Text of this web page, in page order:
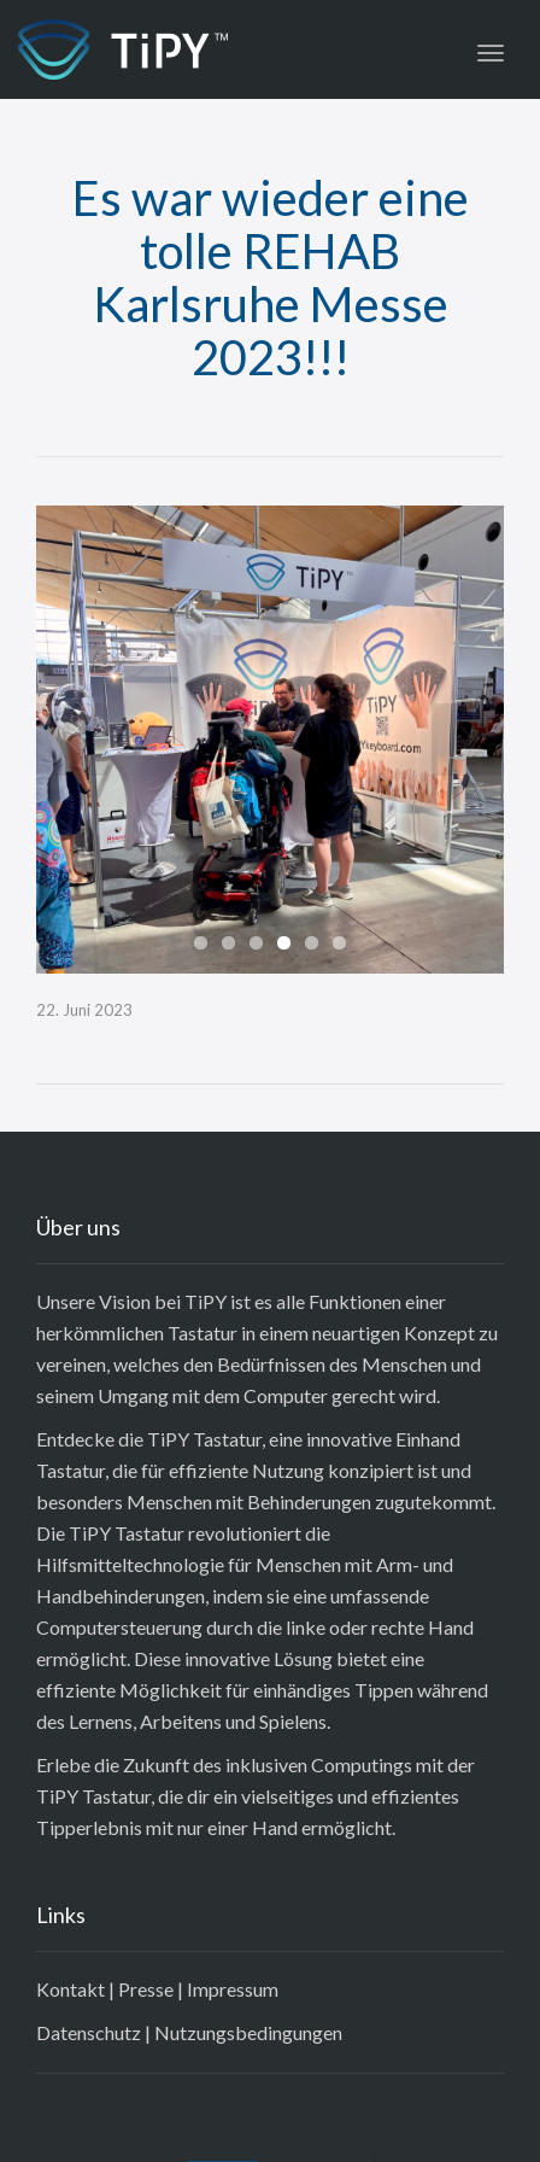
Es war wieder eine
tolle REHAB
Karlsruhe Messe
2023!!!
22. Juni 2023
Über uns
Unsere Vision bei TiPY ist es alle Funktionen einer
herkömmlichen Tastatur in einem neuartigen Konzept zu
vereinen, welches den Bedürfnissen des Menschen und
seinem Umgang mit dem Computer gerecht wird.
Entdecke die TiPY Tastatur, eine innovative Einhand
Tastatur, die für effiziente Nutzung konzipiert ist und
besonders Menschen mit Behinderungen zugutekommt.
Die TiPY Tastatur revolutioniert die
Hilfsmitteltechnologie für Menschen mit Arm- und
Handbehinderungen, indem sie eine umfassende
Computersteuerung durch die linke oder rechte Hand
ermöglicht. Diese innovative Lösung bietet eine
effiziente Möglichkeit für einhändiges Tippen während
des Lernens, Arbeitens und Spielens.
Erlebe die Zukunft des inklusiven Computings mit der
TiPY Tastatur, die dir ein vielseitiges und effizientes
Tipperlebnis mit nur einer Hand ermöglicht.
Links
Kontakt | Presse | Impressum
Datenschutz | Nutzungsbedingungen